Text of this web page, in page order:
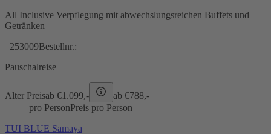
All Inclusive Verpflegung mit abwechslungsreichen Buffets und
Getränken
253009Bestellnr.:
Pauschalreise
Alter Preisab €1.099,- ab €788,-
pro PersonPreis pro Person
TUI BLUE Samaya